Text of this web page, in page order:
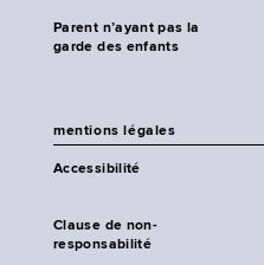
Parent n’ayant pas la
garde des enfants
mentions légales
Accessibilité
Clause de non-
responsabilité